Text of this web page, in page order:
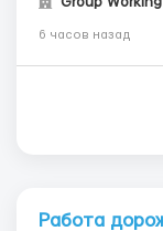
6 часов назад
Работа